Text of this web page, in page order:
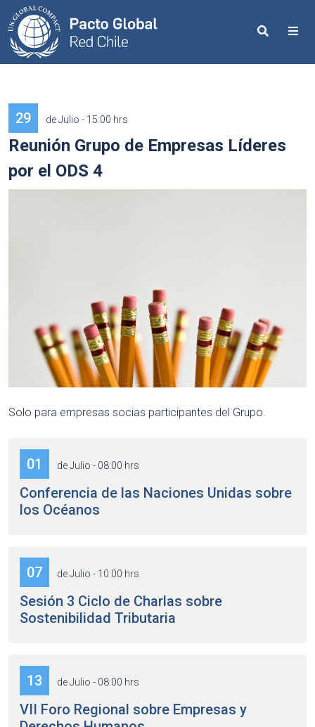
Search
29 de Julio - 15:00 hrs
Reunión Grupo de Empresas Líderes
por el ODS 4
Solo para empresas socias participantes del Grupo.
01 de Julio - 08:00 hrs
Conferencia de las Naciones Unidas sobre
los Océanos
07 de Julio - 10:00 hrs
Sesión 3 Ciclo de Charlas sobre
Sostenibilidad Tributaria
13 de Julio - 08:00 hrs
VII Foro Regional sobre Empresas y